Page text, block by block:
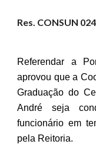
Res. CONSUN 024
Referendar a
aprovou que a
Graduação do
André seja
funcionário em
pela Reitoria.